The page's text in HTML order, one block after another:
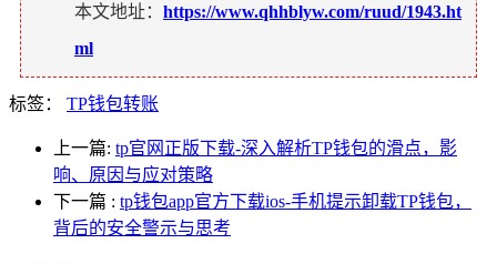
本文地址： https://www.qhhblyw.com/ruud/1943.ht
ml
标签： TP钱包转账
上一篇: tp官网正版下载-深入解析TP钱包的滑点，影
响、原因与应对策略
下一篇 : tp钱包app官方下载ios-手机提示卸载TP钱包，
背后的安全警示与思考